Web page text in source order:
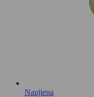
Naujiena